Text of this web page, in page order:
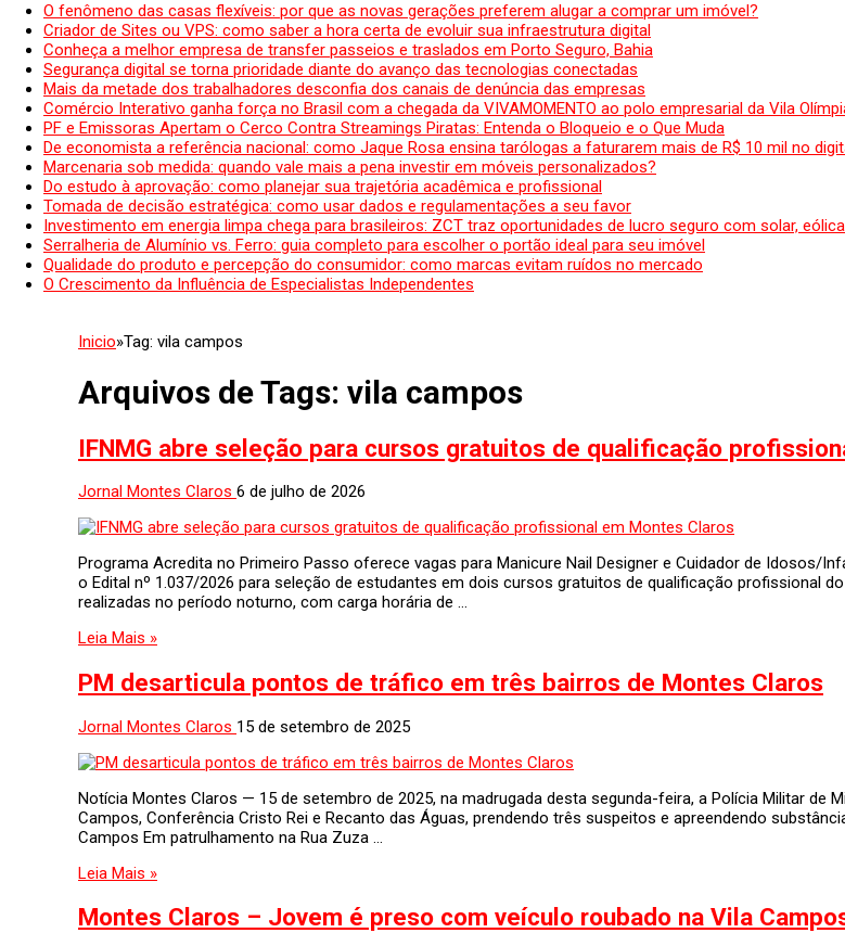
O fenômeno das casas flexíveis: por que as novas gerações preferem alugar a comprar um imóvel?
Criador de Sites ou VPS: como saber a hora certa de evoluir sua infraestrutura digital
Conheça a melhor empresa de transfer passeios e traslados em Porto Seguro, Bahia
Segurança digital se torna prioridade diante do avanço das tecnologias conectadas
Mais da metade dos trabalhadores desconfia dos canais de denúncia das empresas
Comércio Interativo ganha força no Brasil com a chegada da VIVAMOMENTO ao polo empresarial da Vila
PF e Emissoras Apertam o Cerco Contra Streamings Piratas: Entenda o Bloqueio e o Que Muda
De economista a referência nacional: como Jaque Rosa ensina tarólogas a faturarem mais de R$ 10 mil no
Marcenaria sob medida: quando vale mais a pena investir em móveis personalizados?
Do estudo à aprovação: como planejar sua trajetória acadêmica e profissional
Tomada de decisão estratégica: como usar dados e regulamentações a seu favor
Investimento em energia limpa chega para brasileiros: ZCT traz oportunidades de lucro seguro com solar,
Serralheria de Alumínio vs. Ferro: guia completo para escolher o portão ideal para seu imóvel
Qualidade do produto e percepção do consumidor: como marcas evitam ruídos no mercado
O Crescimento da Influência de Especialistas Independentes
Inicio»Tag: vila campos
Arquivos de Tags: vila campos
IFNMG abre seleção para cursos gratuitos de qualificação
Jornal Montes Claros 6 de julho de 2026
Programa Acredita no Primeiro Passo oferece vagas para Manicure Nail Designer e Cuidador de Idosos/
o Edital nº 1.037/2026 para seleção de estudantes em dois cursos gratuitos de qualificação profissional
realizadas no período noturno, com carga horária de …
Leia Mais »
PM desarticula pontos de tráfico em três bairros de Montes Claros
Jornal Montes Claros 15 de setembro de 2025
Notícia Montes Claros — 15 de setembro de 2025, na madrugada desta segunda-feira, a Polícia Militar de
Campos, Conferência Cristo Rei e Recanto das Águas, prendendo três suspeitos e apreendendo
Campos Em patrulhamento na Rua Zuza …
Leia Mais »
Montes Claros – Jovem é preso com veículo roubado na Vila